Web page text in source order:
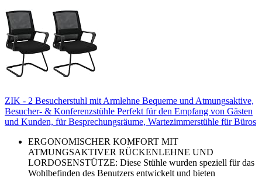
ZIK - 2 Besucherstuhl mit Armlehne Bequeme und Atmungsaktive,
Besucher- & Konferenzstühle Perfekt für den Empfang von Gästen
und Kunden, für Besprechungsräume, Wartezimmerstühle für Büros
ERGONOMISCHER KOMFORT MIT
ATMUNGSAKTIVER RÜCKENLEHNE UND
LORDOSENSTÜTZE: Diese Stühle wurden speziell für das
Wohlbefinden des Benutzers entwickelt und bieten